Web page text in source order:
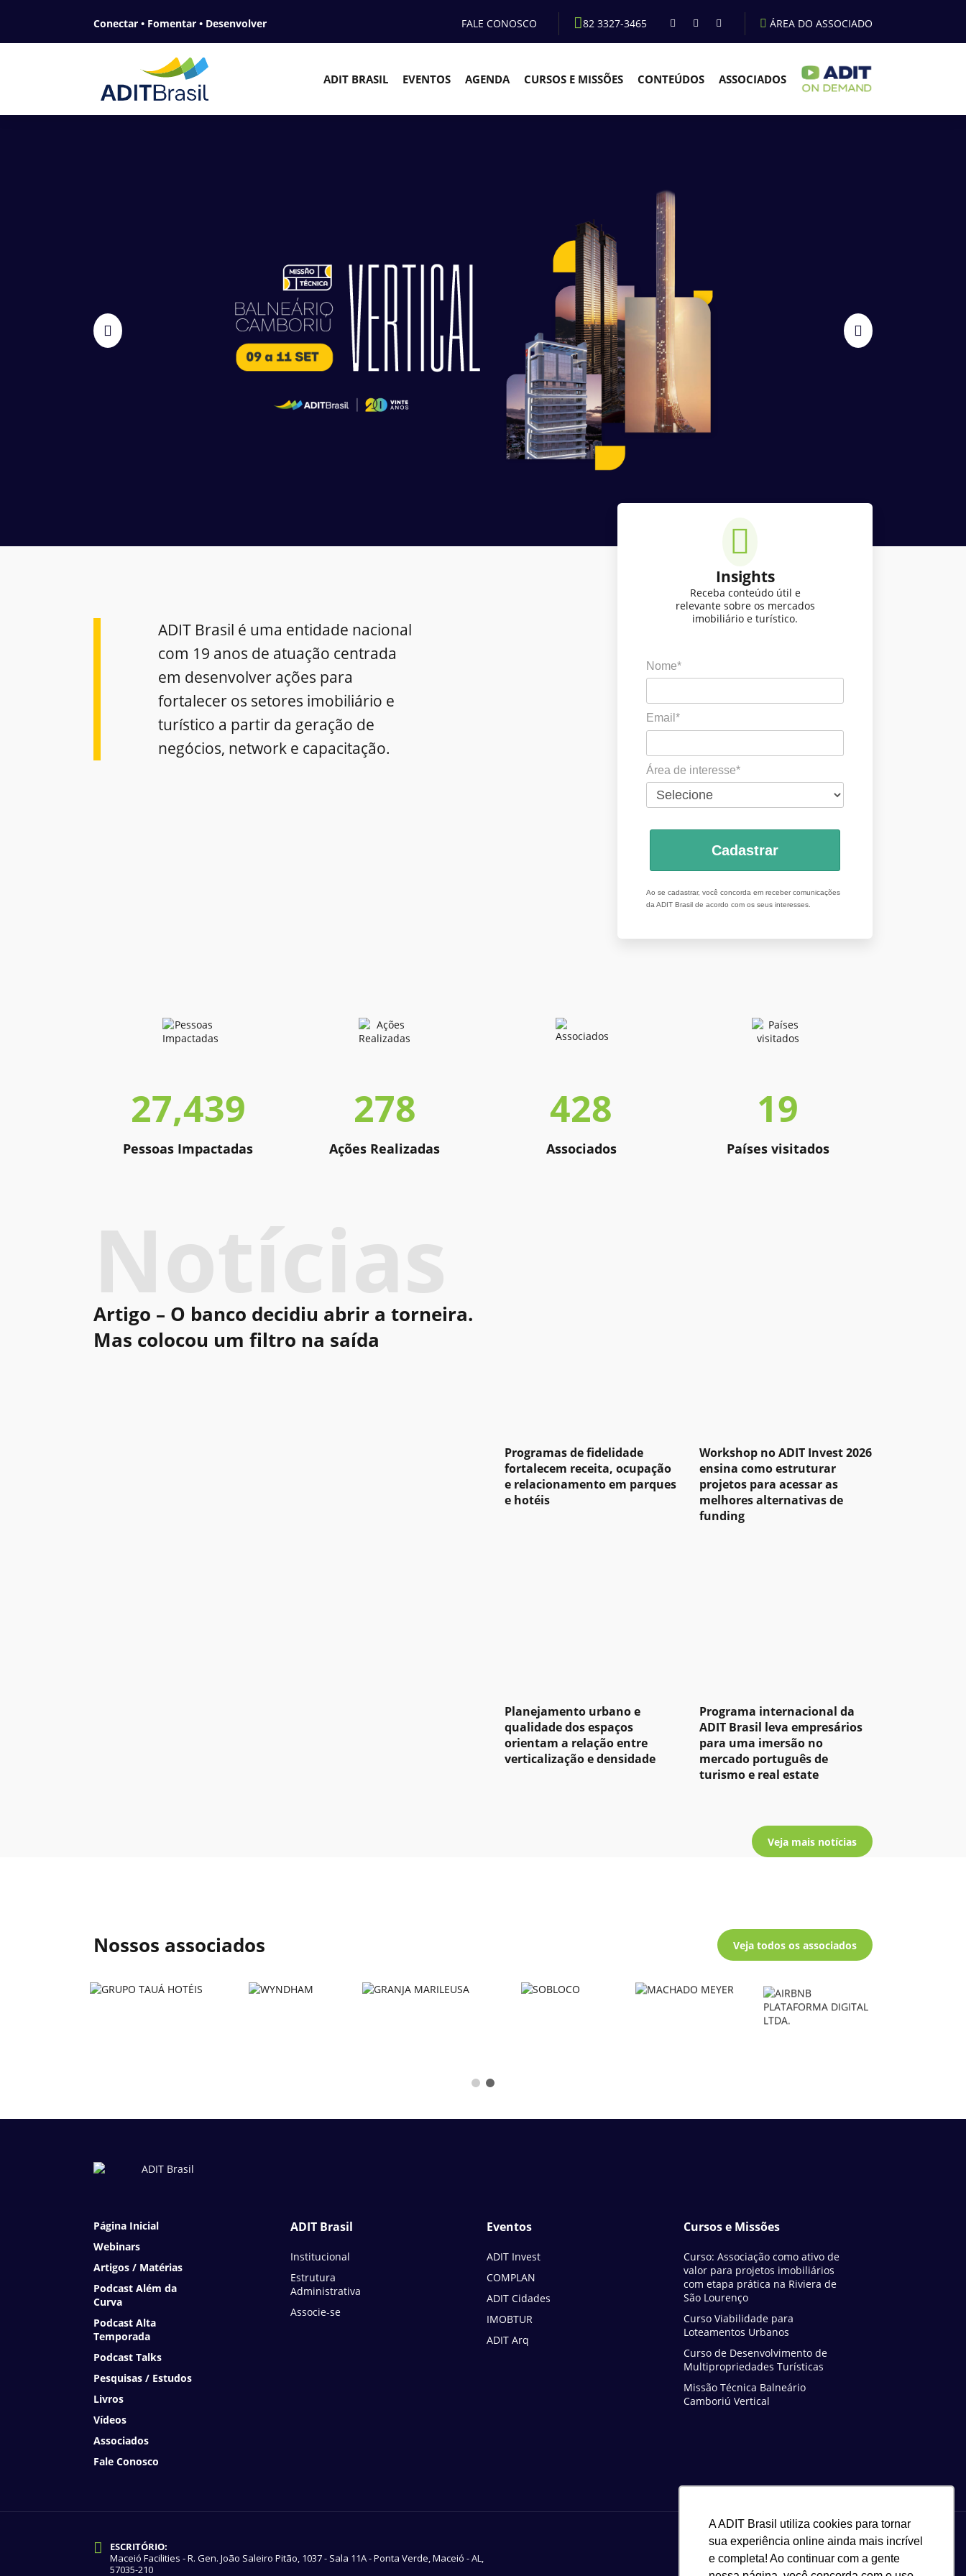
A ADIT Brasil utiliza cookies para tornar
sua experiência online ainda mais incrível
e completa! Ao continuar com a gente
Conectar • Fomentar • Desenvolver FALE CONOSCO 82 3327-3465 ÁREA DO ASSOCIADO
ADIT BRASIL EVENTOS AGENDA CURSOS E MISSÕES CONTEÚDOS ASSOCIADOS
ADIT Brasil é uma entidade nacional
com 19 anos de atuação centrada
em desenvolver ações para
fortalecer os setores imobiliário e
turístico a partir da geração de
negócios, network e capacitação.
Insights
Receba conteúdo útil e
relevante sobre os mercados
imobiliário e turístico.
Nome*
Email*
Área de interesse*
Cadastrar
Ao se cadastrar, você concorda em receber comunicações
da ADIT Brasil de acordo com os seus interesses.
27,439
Pessoas Impactadas
278
Ações Realizadas
428
Associados
19
Países visitados
Artigo – O banco decidiu abrir a torneira.
Mas colocou um filtro na saída
Programas de fidelidade
fortalecem receita, ocupação
e relacionamento em parques
e hotéis
Workshop no ADIT Invest 2026
ensina como estruturar
projetos para acessar as
melhores alternativas de
funding
Planejamento urbano e
qualidade dos espaços
orientam a relação entre
verticalização e densidade
Programa internacional da
ADIT Brasil leva empresários
para uma imersão no
mercado português de
turismo e real estate
Veja mais notícias
Nossos associados Veja todos os associados
Página Inicial
Webinars
Artigos / Matérias
Podcast Além da
Curva
Podcast Alta
Temporada
Podcast Talks
Pesquisas / Estudos
Livros
Vídeos
Associados
Fale Conosco
ADIT Brasil
Institucional
Estrutura
Administrativa
Associe-se
Eventos
ADIT Invest
COMPLAN
ADIT Cidades
IMOBTUR
ADIT Arq
Cursos e Missões
Curso: Associação como ativo de
valor para projetos imobiliários
com etapa prática na Riviera de
São Lourenço
Curso Viabilidade para
Loteamentos Urbanos
Curso de Desenvolvimento de
Multipropriedades Turísticas
Missão Técnica Balneário
Camboriú Vertical
ESCRITÓRIO:
Maceió Facilities - R. Gen. João Saleiro Pitão, 1037 - Sala 11A - Ponta Verde, Maceió - AL,
57035-210